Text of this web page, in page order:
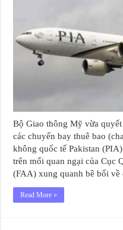
Bộ Giao thông Mỹ vừa
các chuyến bay thuê bao
không quốc tế Pakistan
trên mối quan ngại của Cục
(FAA) xung quanh bê bối
Read More »